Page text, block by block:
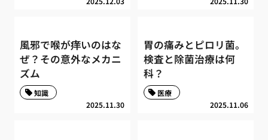
風邪で喉が痒いのはな
ぜ？その意外なメカニ
ズム
2025.11.30
知識
胃の痛みとピロリ菌。
検査と除菌治療は何
科？
2025.11.06
医療